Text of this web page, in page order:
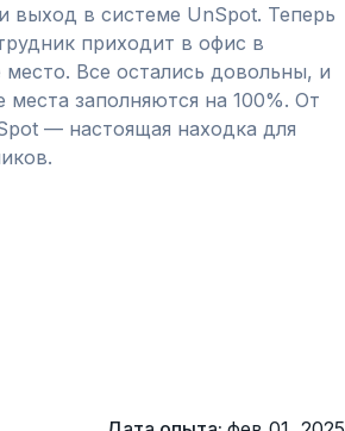
выход в системе UnSpot. Теперь
приходит в офис в
Все остались довольны, и
заполняются на 100%. От
— настоящая находка для